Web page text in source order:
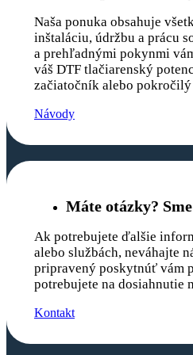
Naša ponuka obsahuje
inštaláciu, údržbu a prácu
a prehľadnými pokynmi
váš DTF tlačiarenský
začiatočník alebo
Návody
Máte otázky?
Ak potrebujete ďalšie
alebo službách, neváhajte
pripravený poskytnúť vám
potrebujete na dosiahnutie
Kontakt